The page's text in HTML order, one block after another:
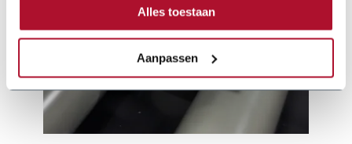
Alles toestaan
Aanpassen